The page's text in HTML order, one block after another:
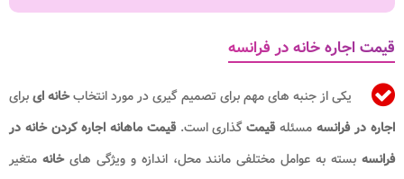
قیمت اجاره خانه در فرانسه
یکی از جنبه های مهم برای تصمیم گیری در مورد انتخابخانه ایبرای
اجاره در فرانسهمسئلهقیمتگذاری است.قیمت ماهانه اجاره کردن خانه در
فرانسهبسته به عوامل مختلفی مانند محل، اندازه و ویژگی هایخانه متغیر